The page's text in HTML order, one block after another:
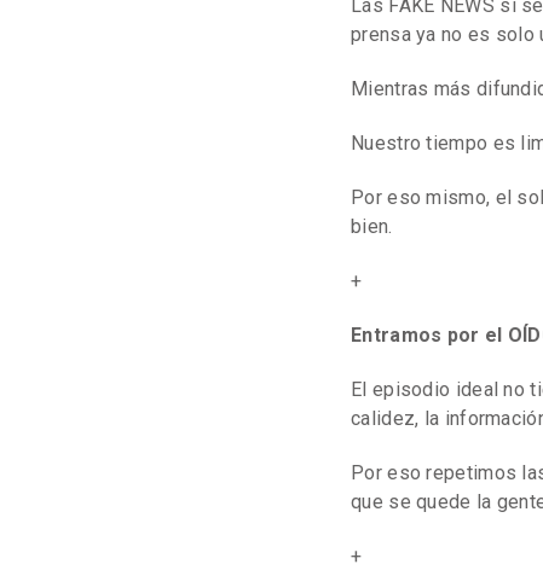
Las FAKE NEWS sí
prensa ya no es solo
Mientras más
Nuestro tiempo es
Por eso mismo, el
bien.
+
Entramos por el
El episodio ideal no
calidez, la
Por eso repetimos
que se quede la
+